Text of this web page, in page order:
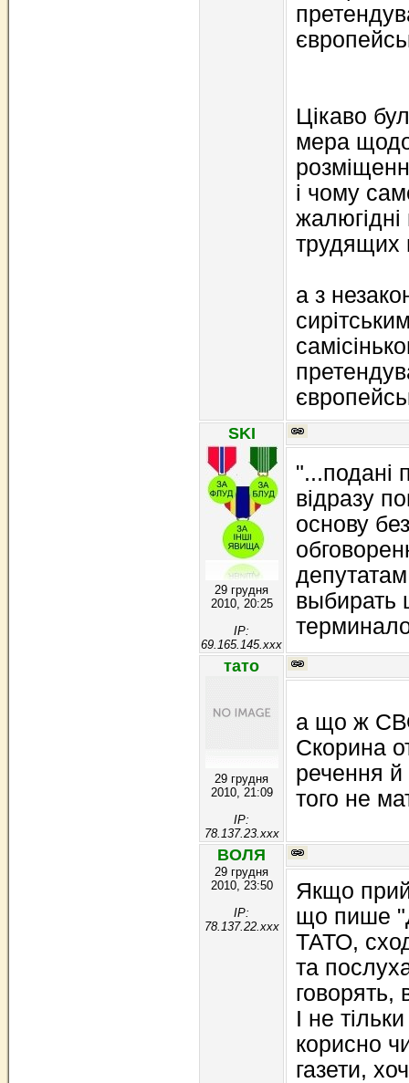
Цікаво
мера
і чому
трудящих
а з
SKI
29 грудня
2010, 20:25
IP:
69.165.145.xxx
"...подані
відразу
основу
выбирать
тато
29 грудня
2010, 21:09
IP:
78.137.23.xxx
а що ж
Скорина
речення й
того не
ВОЛЯ
29 грудня
2010, 23:50
IP:
78.137.22.xxx
Якщо
що пише
ТАТО,
та
говорять,
І не
корисно
газети,